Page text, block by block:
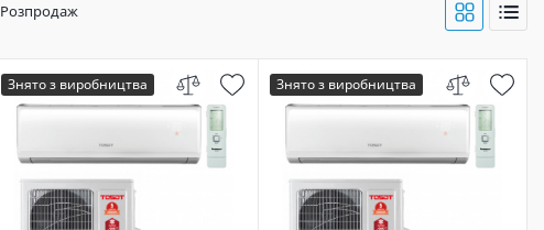
Розпродаж
Знято з виробництва Знято з виробництва